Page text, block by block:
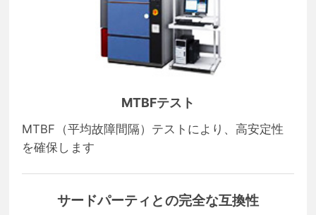
MTBFテスト
MTBF（平均故障間隔）テストにより、高安定性
を確保します
サードパーティとの完全な互換性